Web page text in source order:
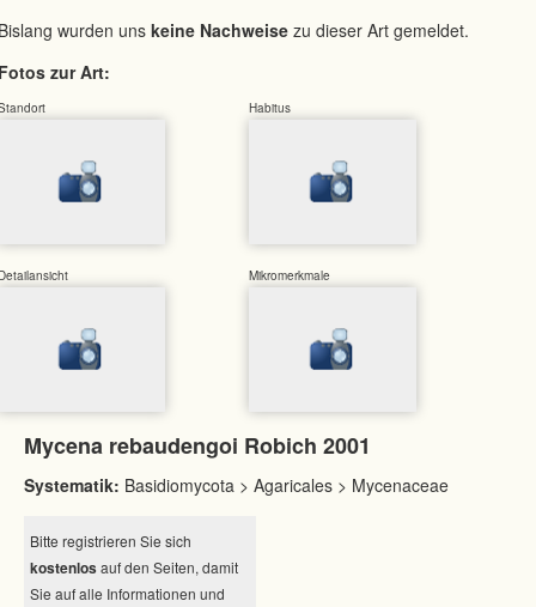
wurden uns keine Nachweise zu dieser Art gemeldet.
zur Art:
Habitus
Mikromerkmale
Mycena rebaudengoi Robich 2001
Systematik: Basidiomycota > Agaricales > Mycenaceae
Bitte registrieren Sie sich
kostenlos auf den Seiten, damit
Sie auf alle Informationen und